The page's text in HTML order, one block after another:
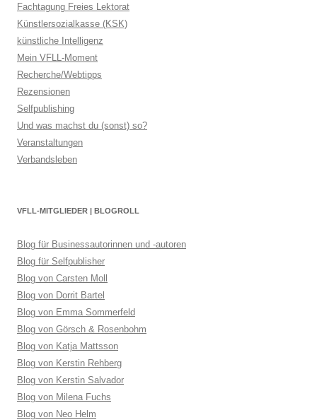
Fachtagung Freies Lektorat
Künstlersozialkasse (KSK)
künstliche Intelligenz
Mein VFLL-Moment
Recherche/Webtipps
Rezensionen
Selfpublishing
Und was machst du (sonst) so?
Veranstaltungen
Verbandsleben
VFLL-MITGLIEDER | BLOGROLL
Blog für Businessautorinnen und -autoren
Blog für Selfpublisher
Blog von Carsten Moll
Blog von Dorrit Bartel
Blog von Emma Sommerfeld
Blog von Görsch & Rosenbohm
Blog von Katja Mattsson
Blog von Kerstin Rehberg
Blog von Kerstin Salvador
Blog von Milena Fuchs
Blog von Neo Helm